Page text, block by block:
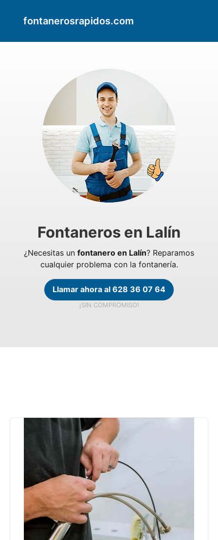
fontanerosrapidos.com
Fontaneros en Lalín
¿Necesitas un fontanero en Lalín? Reparamos
cualquier problema con la fontanería.
Llamar ahora al 628 36 07 64
¡SIN COMPROMISO!